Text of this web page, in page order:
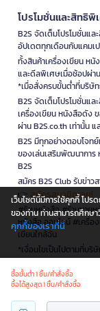
ซื้อขั้นต่ำ 1 ชิ้น/คำสั่งซื้อ
ซื้อได้สูงสุด 1 ชิ้น/คำสั่งซื้อ
โปรโมชั่นและสิทธิพิ
B2S จัดเต็มโปรโมชั่นแ
อัปเดตทุกเดือนกับแคมเ
ทั้งสินค้าเครื่องเขียน ห
และดีลพิเศษเมื่อช้อปผ่า
*เมื่อสั่งครบขั้นต่ำที่บริษั
B2S จัดเต็มโปรโมชั่นแ
เครื่องเขียน หนังสือดัง
ผ่าน B2S.co.th เท่านั้น
B2S มีทุกอย่างตอบโจท
ของเล่นเสริมพัฒนาการ
B2S
สมัคร B2S Club รับข่าว
👉 สมัครสมาชิกเลย!
#ร้านหนังสือ #ร้านขายห
หนังสือ ออนไลน์ #เครื่อ
เขียนใกล้ฉัน
*เงื่อนไขเป็นไปตามที่บริ
is a
เว็บไซต์นี้มีการใช้คุกกี้ โป
ของท่าน ท่านสามารถศึกษ
คุกกี้ของเราที่นี่